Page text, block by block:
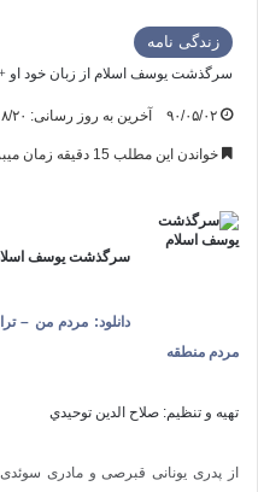
زندگی نامه
سرگذشت یوسف اسلام از زبان خود او
۹۰/۰۵/۰۲ آخرین به روز رسانی: ۹۱/۰۸/۲۰
خواندن این مطلب 15 دقیقه زمان میبرد
سرگذشت یوسف اسلام
دانلود: مردم من –
مردم منطقه
تهيه و تنظيم: صلاح الدين توحيدي
از پدری یونانی قبرصی و مادری